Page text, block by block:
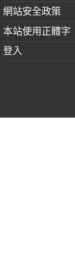
網站安全政策
本站使用正體字
登入